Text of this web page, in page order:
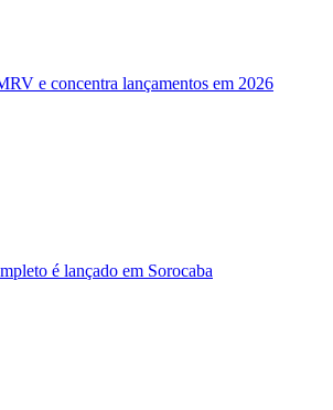
e concentra lançamentos em 2026
é lançado em Sorocaba